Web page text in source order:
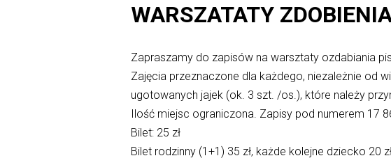
WARSZATATY
Zapraszamy do zapisów na warsztaty ozdabiania
Zajęcia przeznaczone dla każdego, niezależnie od
ugotowanych jajek (ok. 3 szt. /os.), które należy
Ilość miejsc ograniczona. Zapisy pod numerem 17
Bilet: 25 zł
Bilet rodzinny (1+1) 35 zł, każde kolejne dziecko 20